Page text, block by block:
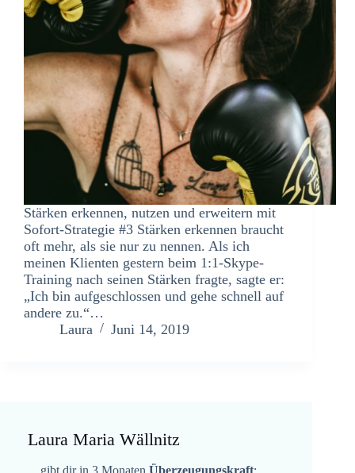
Stärken erkennen, nutzen und erweitern mit
Sofort-Strategie #3 Stärken erkennen braucht
oft mehr, als sie nur zu nennen. Als ich
meinen Klienten gestern beim 1:1-Skype-
Training nach seinen Stärken fragte, sagte er:
„Ich bin aufgeschlossen und gehe schnell auf
andere zu.“…
Laura
Juni 14, 2019
Laura Maria Wällnitz
…gibt dir in 3 Monaten Überzeugungskraft: